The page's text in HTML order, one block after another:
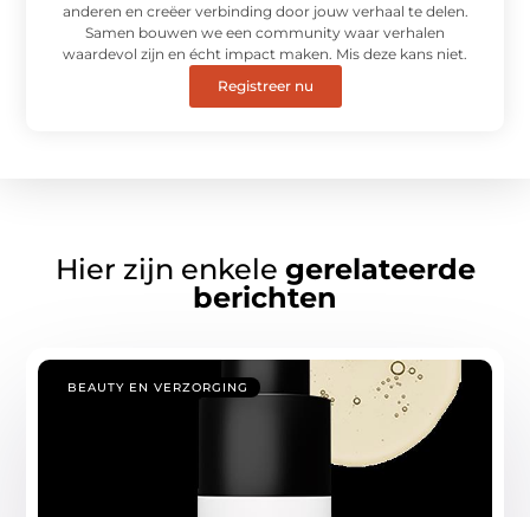
anderen en creëer verbinding door jouw verhaal te delen.
Samen bouwen we een community waar verhalen
waardevol zijn en écht impact maken. Mis deze kans niet.
Registreer nu
Hier zijn enkele gerelateerde
berichten
BEAUTY EN VERZORGING